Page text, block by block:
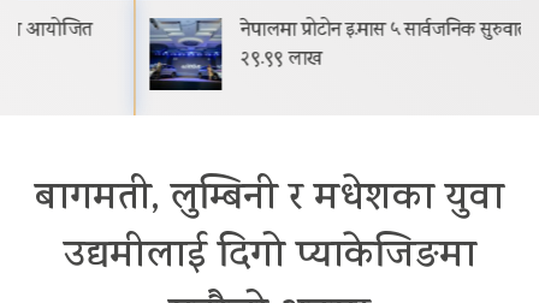
नेपालमा प्रोटोन इ.मास ५ सार्वजनिक सुरुवाती मूल्य रू.
२९.९९ लाख
बागमती, लुम्बिनी र मधेशका युवा
उद्यमीलाई दिगो प्याकेजिङमा